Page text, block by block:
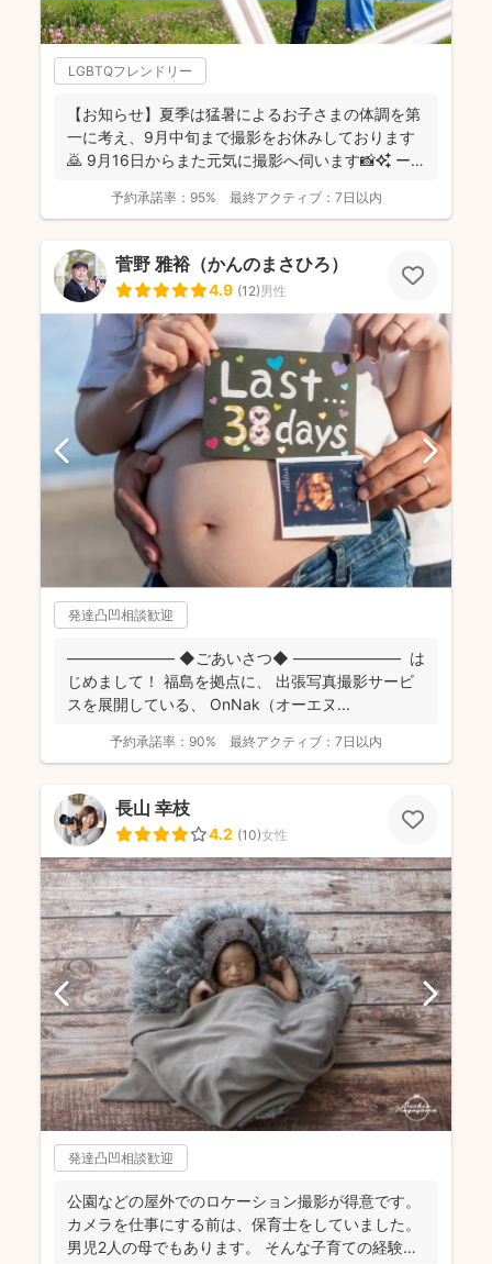
LGBTQフレンドリー
【お知らせ】夏季は猛暑によるお子さまの体調を第
一に考え、9月中旬まで撮影をお休みしております
🙇 9月16日からまた元気に撮影へ伺います📸✨ ー
予約承諾率： 95% 最終アクティブ： 7日以内
菅野 雅裕（かんのまさひろ）
4.9 (12)男性
発達凸凹相談歓迎
――――――― ◆ごあいさつ◆ ――――――― は
じめまして！ 福島を拠点に、 出張写真撮影サービ
スを展開している、 OnNak（オーエヌ...
予約承諾率： 90% 最終アクティブ： 7日以内
長山 幸枝
4.2 (10)女性
発達凸凹相談歓迎
公園などの屋外でのロケーション撮影が得意です。
カメラを仕事にする前は、保育士をしていました。
男児2人の母でもあります。 そんな子育ての経験を